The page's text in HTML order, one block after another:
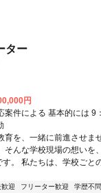
ター
円
案件による 基本的には
育を、一緒に前進させま
そんな学校現場の想いを
。 私たちは、学校ごと
迎 フリーター歓迎 学歴不問